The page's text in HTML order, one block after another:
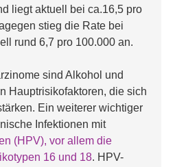
liegt aktuell bei ca.16,5 pro
stieg die Rate bei
rund 6,7 pro 100.000 an.
sind Alkohol und
Hauptrisikofaktoren, die sich
Ein weiterer wichtiger
Risikofaktor sind chronische Infektionen mit
(HPV), vor allem die
16 und 18. HPV-